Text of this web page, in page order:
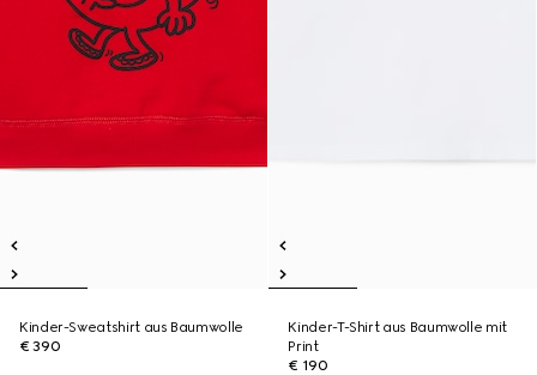
Kinder-Sweatshirt aus Baumwolle
€ 390
Kinder-T-Shirt aus Baumwolle mit
Print
€ 190